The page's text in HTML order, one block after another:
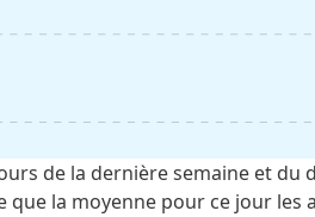
de la dernière semaine et du
la moyenne pour ce jour les